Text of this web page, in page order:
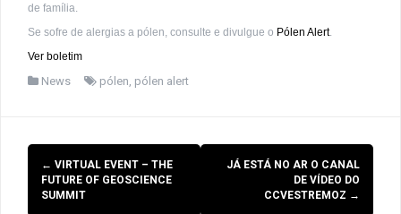
de família.
Se sofre de alergias a pólen, consulte e divulgue o Pólen Alert.
Ver boletim
News pólen pólen alert
Post
navigation
← VIRTUAL EVENT – THE
FUTURE OF GEOSCIENCE
SUMMIT
JÁ ESTÁ NO AR O CANAL
DE VÍDEO DO
CCVESTREMOZ →